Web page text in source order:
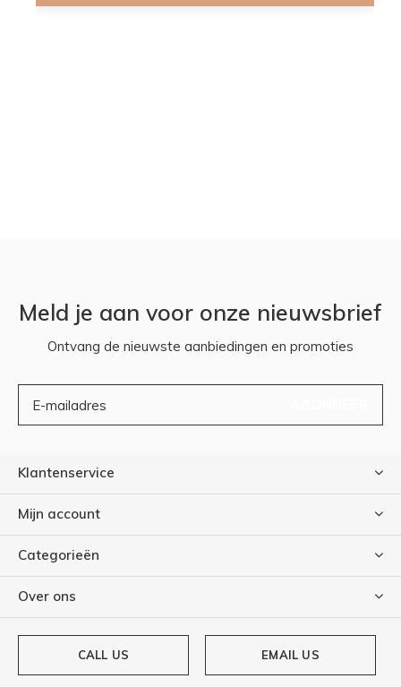
Meld je aan voor onze nieuwsbrief
Ontvang de nieuwste aanbiedingen en promoties
Klantenservice
Mijn account
Categorieën
Over ons
CALL US EMAIL US